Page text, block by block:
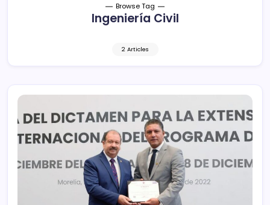
Browse Tag
Ingeniería Civil
2 Articles